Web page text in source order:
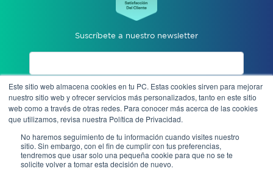
Este sitio web almacena cookies en tu PC. Estas cookies sirven para mejorar
nuestro sitio web y ofrecer servicios más personalizados, tanto en este sitio
web como a través de otras redes. Para conocer más acerca de las cookies
que utilizamos, revisa nuestra Política de Privacidad.
No haremos seguimiento de tu información cuando visites nuestro
sitio. Sin embargo, con el fin de cumplir con tus preferencias,
tendremos que usar solo una pequeña cookie para que no se te
solicite volver a tomar esta decisión de nuevo.
Suscríbete a nuestro newsletter
Enviar